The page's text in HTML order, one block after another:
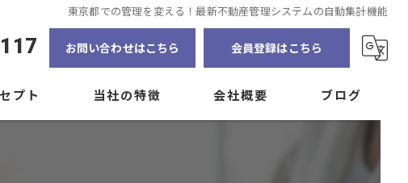
東京都での管理を変える！最新不動産管理システムの自動集計機能
お問い合わせはこちら 会員登録はこちら
プト 当社の特徴 会社概要 ブログ